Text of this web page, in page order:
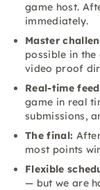
game host.
immediately.
Master
possible in
video proof
Real-time
game in real
submissions,
The final:
most points
Flexible
— but we are